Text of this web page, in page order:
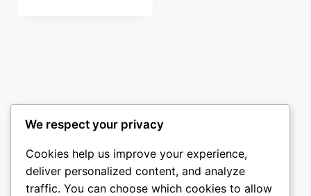
We respect your privacy
Cookies help us improve your experience,
deliver personalized content, and analyze
traffic. You can choose which cookies to allow